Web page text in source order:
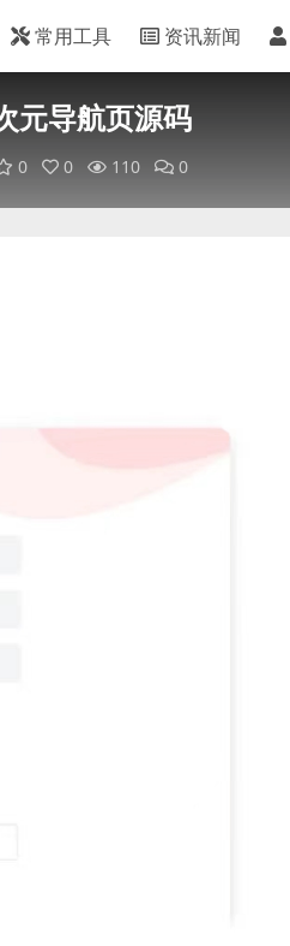
常用工具 资讯新闻
元导航页源码
0 0 110 0